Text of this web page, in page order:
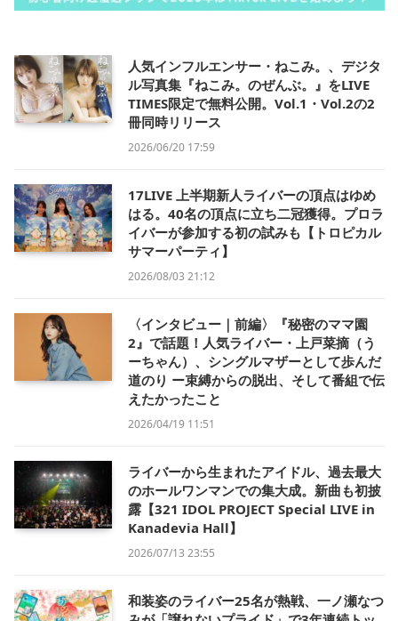
人気インフルエンサー・ねこみ。、デジタ
ル写真集『ねこみ。のぜんぶ。』をLIVE
TIMES限定で無料公開。Vol.1・Vol.2の2
冊同時リリース
2026/06/20 17:59
17LIVE 上半期新人ライバーの頂点はゆめ
はる。40名の頂点に立ち二冠獲得。プロラ
イバーが参加する初の試みも【トロピカル
サマーパーティ】
2026/08/03 21:12
〈インタビュー｜前編〉『秘密のママ園
2』で話題！人気ライバー・上戸菜摘（う
ーちゃん）、シングルマザーとして歩んだ
道のり ー束縛からの脱出、そして番組で伝
えたかったこと
2026/04/19 11:51
ライバーから生まれたアイドル、過去最大
のホールワンマンでの集大成。新曲も初披
露【321 IDOL PROJECT Special LIVE in
Kanadevia Hall】
2026/07/13 23:55
和装姿のライバー25名が熱戦、一ノ瀬なつ